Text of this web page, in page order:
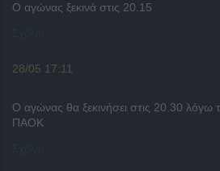
Ο αγώνας ξεκινά στις 20.15
28/05 17:11
Ο αγώνας θα ξεκινήσει στις 20.30
ΠΑΟΚ